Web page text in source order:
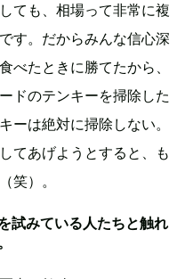
ても、相場って非常に複
す。だからみんな信心深
べたときに勝てたから、
ドのテンキーを掃除した
ーは絶対に掃除しない。
てあげようとすると、も
笑）。
試みている人たちと触れ